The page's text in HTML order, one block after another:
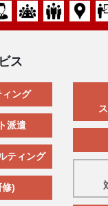
ス
ィング
派遣
ティング
)